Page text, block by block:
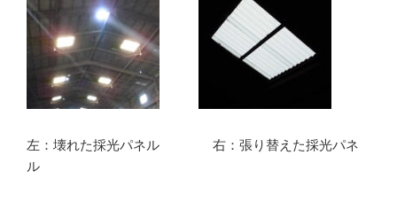
左：壊れた採光パネル 右：張り替えた採光パネ
ル